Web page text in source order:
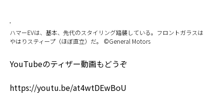
ハマーEVは、基本、先代のスタイリング踏襲している。フロントガラスは
やはりスティープ（ほぼ直立）だ。 ©General Motors
YouTubeのティザー動画もどうぞ
https://youtu.be/at4wtDEwBoU